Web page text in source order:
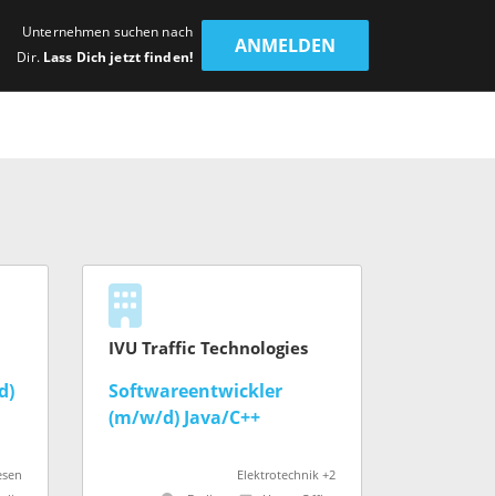
Unternehmen suchen nach
Dir. Lass Dich jetzt finden!
ANMELDEN
IVU Traffic Technologies
Softwareentwickler
(m/w/d) Java/C++
Elektrotechnik +2